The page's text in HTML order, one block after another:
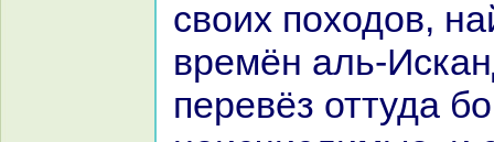
своих походов,
времён аль-
перевёз оттуда